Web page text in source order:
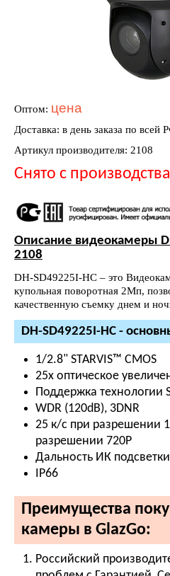
Оптом: цена
Доставка: в день заказа по всей
Артикул производителя: 2108
Снято с производства
Описание видеокамеры
2108
DH-SD49225I-HC – это
купольная поворотная 2Мп,
качественную съемку днем и
DH-SD49225I-HC -
1/2.8" STARVIS™ CMOS
25x оптическое
Поддержка технологии
WDR (120dB), 3DNR
25 к/с при разрешении
разрешении 720P
Дальность ИК
IP66
Преимущества
камеры в GlazGo:
Российский